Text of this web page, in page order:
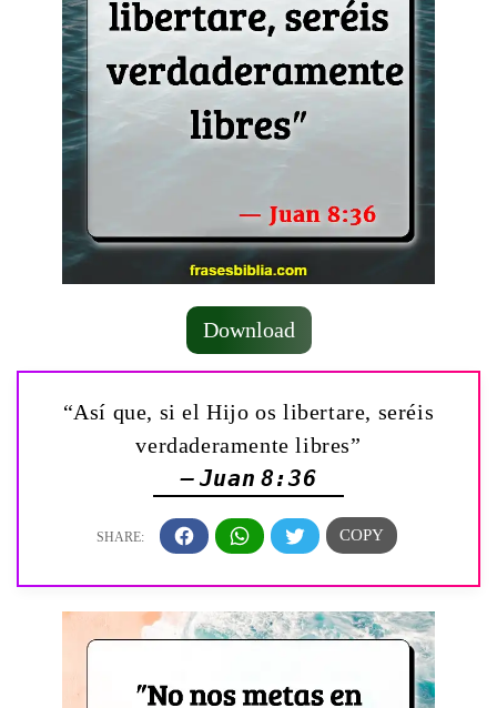
Download
“Así que, si el Hijo os libertare, seréis
verdaderamente libres”
— Juan 8:36